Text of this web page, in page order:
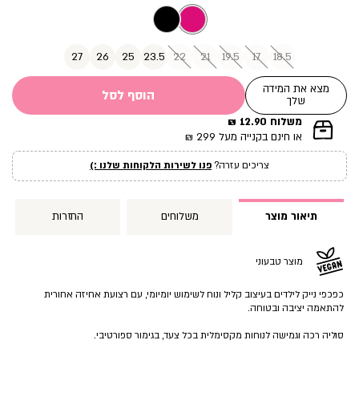
18.5
17
19.5
21
22
23.5
25
26
27
מצא את המידה
שלך
הוסף לסל
|
תומך
עמוד
מוצר
משלוח 12.90 ₪
או חינם בקנייה מעל 299 ₪
צריכים עזרה?פנו לשירות הלקוחות שלנו :)
תיאור מוצר משלוחים החזרות
מוצר טבעוני
כפכפי נייק לילדים בעיצוב קליל ונוח לשימוש יומיומי, עם רצועת אחיזה אחורית
להתאמה יציבה ובטוחה.
סוליה רכה וגמישה לנוחות מקסימלית בכל צעד, בגימור ספורטיבי.